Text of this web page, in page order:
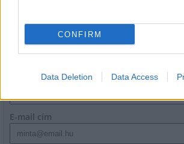
CONFIRM
Data Deletion Data Access
HÍRLEVÉL
E-mail cím